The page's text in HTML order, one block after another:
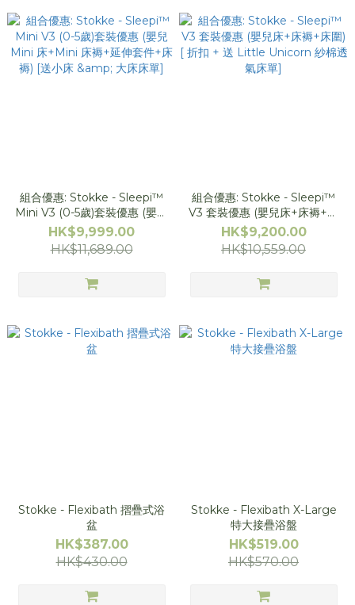
組合優惠: Stokke - Sleepi™
Mini V3 (0-5歲)套裝優惠 (嬰兒
Mini 床+Mini 床褥+延伸套件
+床褥) [送小床 & 大床床單]
HK$9,999.00
HK$11,689.00
組合優惠: Stokke - Sleepi™
V3 套裝優惠 (嬰兒床+床褥+床
圍) [ 折扣 + 送 Little Unicorn
紗棉透氣床單]
HK$9,200.00
HK$10,559.00
Stokke - Flexibath 摺疊式浴
盆
HK$387.00
HK$430.00
Stokke - Flexibath X-Large
特大接疊浴盤
HK$519.00
HK$570.00